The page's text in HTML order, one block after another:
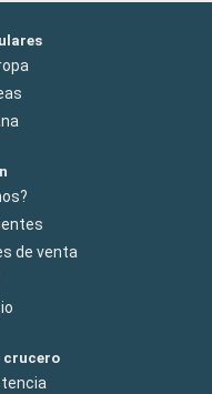
de venta
crucero